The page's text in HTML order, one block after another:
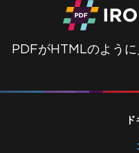
PDFがHTMLのよう